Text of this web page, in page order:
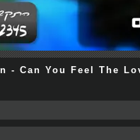
-Can You Feel The